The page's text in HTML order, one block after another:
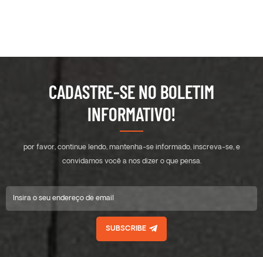
CADASTRE-SE NO BOLETIM
INFORMATIVO!
por favor, continue lendo, mantenha-se informado, inscreva-se, e
convidamos você a nos dizer o que pensa.
SUBSCRIBE